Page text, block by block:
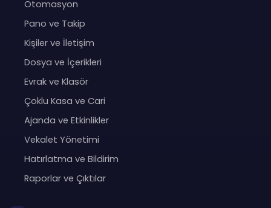
Otomasyon
Pano ve Takip
Kişiler ve İletişim
Dosya ve İçerikleri
Evrak ve Klasör
Çoklu Kasa ve Cari
Ajanda ve Etkinlikler
Vekalet Yönetimi
Hatırlatma ve Bildirim
Raporlar ve Çıktılar